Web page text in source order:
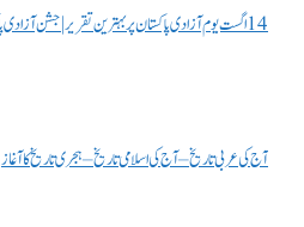
14 اگست یوم آزادی پاکستان پر بہترین تقریر | جشن آزادی پاکستان
آج کی عربی تاریخ – آج کی اسلامی تاریخ – ہجری تاریخ کا آغاز